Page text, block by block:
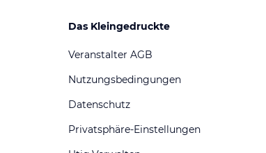
Das Kleingedruckte
Veranstalter AGB
Nutzungsbedingungen
Datenschutz
Privatsphäre-Einstellungen